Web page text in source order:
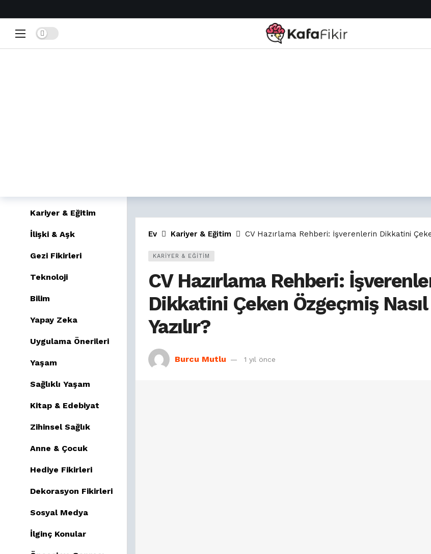
Dark mode
Ev Kariyer & Eğitim CV Hazırlama Rehberi: İşverenlerin Dikkatini
KARIYER & EĞITIM
CV Hazırlama Rehberi:
Dikkatini Çeken Özgeçmiş Nasıl
Yazılır?
Burcu Mutlu 1 yıl önce
Home
Popüler
Kariyer & Eğitim
İlişki & Aşk
Gezi Fikirleri
Teknoloji
Bilim
Yapay Zeka
Uygulama Önerileri
Yaşam
Sağlıklı Yaşam
Kitap & Edebiyat
Zihinsel Sağlık
Anne & Çocuk
Hediye Fikirleri
Dekorasyon Fikirleri
Sosyal Medya
İlginç Konular